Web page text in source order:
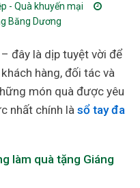
- Quà khuyến mại
Băng Dương
đây là dịp tuyệt vời để
hàng, đối tác và
món quà được yêu
nhất chính là sổ tay đa
làm quà tặng Giáng